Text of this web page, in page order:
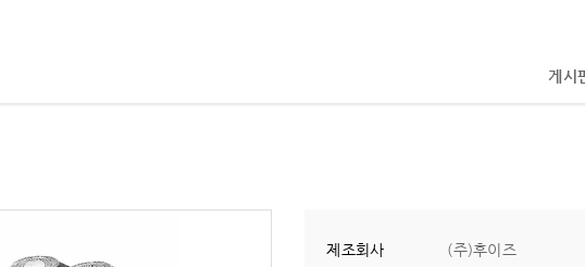
게시
제조회사 (주)후이즈